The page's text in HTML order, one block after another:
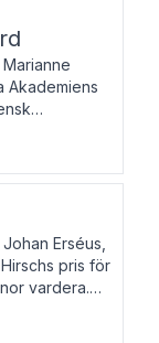
Akademiens
Carl Gabriel
Erséus,
pris för
vardera.
och